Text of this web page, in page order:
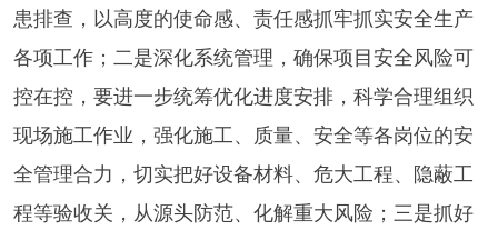
患排查，以高度的使命感、责任感抓牢抓实安全生产
各项工作；二是深化系统管理，确保项目安全风险可
控在控，要进一步统筹优化进度安排，科学合理组织
现场施工作业，强化施工、质量、安全等各岗位的安
全管理合力，切实把好设备材料、危大工程、隐蔽工
程等验收关，从源头防范、化解重大风险；三是抓好